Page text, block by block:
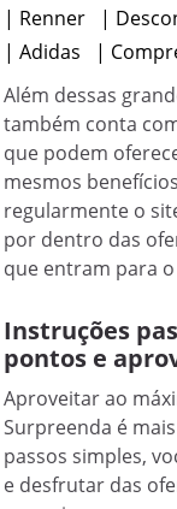
| Renner   |
Além dessas
também conta
que podem
mesmos
regularmente o
por dentro das
que entram para
Instruções
pontos e
Aproveitar ao
Surpreenda é
passos simples,
e desfrutar das